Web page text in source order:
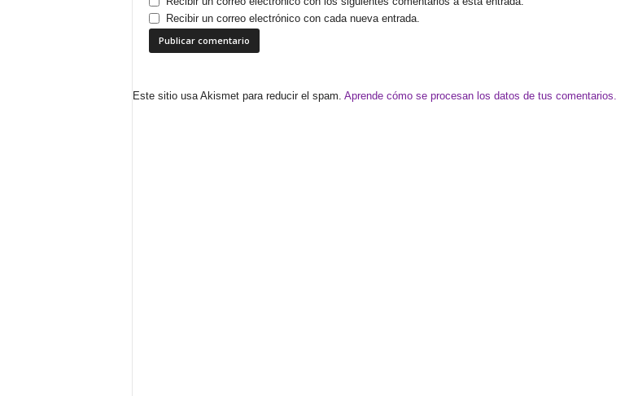
Recibir un correo electrónico con cada nueva entrada.
Este sitio usa Akismet para reducir el spam. Aprende cómo se procesan los datos de tus comentarios.